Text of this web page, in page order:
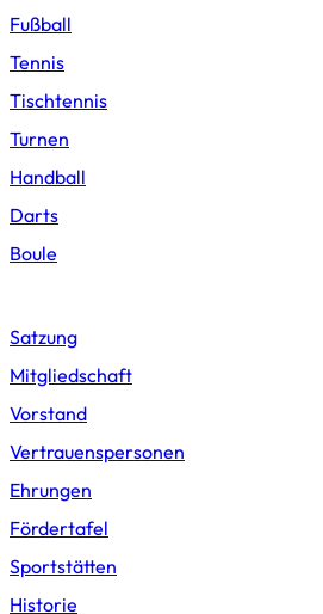
Fußball
Tennis
Tischtennis
Turnen
Handball
Darts
Boule
Satzung
Mitgliedschaft
Vorstand
Vertrauenspersonen
Ehrungen
Fördertafel
Sportstätten
Historie